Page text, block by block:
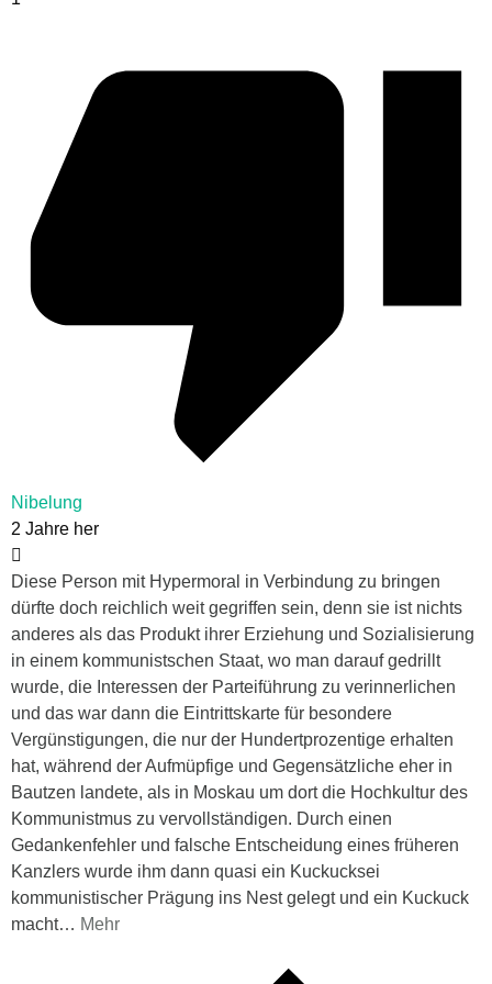
Nibelung
2 Jahre her
Diese Person mit Hypermoral in Verbindung zu bringen
dürfte doch reichlich weit gegriffen sein, denn sie ist nichts
anderes als das Produkt ihrer Erziehung und Sozialisierung
in einem kommunistschen Staat, wo man darauf gedrillt
wurde, die Interessen der Parteiführung zu verinnerlichen
und das war dann die Eintrittskarte für besondere
Vergünstigungen, die nur der Hundertprozentige erhalten
hat, während der Aufmüpfige und Gegensätzliche eher in
Bautzen landete, als in Moskau um dort die Hochkultur des
Kommunistmus zu vervollständigen. Durch einen
Gedankenfehler und falsche Entscheidung eines früheren
Kanzlers wurde ihm dann quasi ein Kuckucksei
kommunistischer Prägung ins Nest gelegt und ein Kuckuck
macht… Mehr